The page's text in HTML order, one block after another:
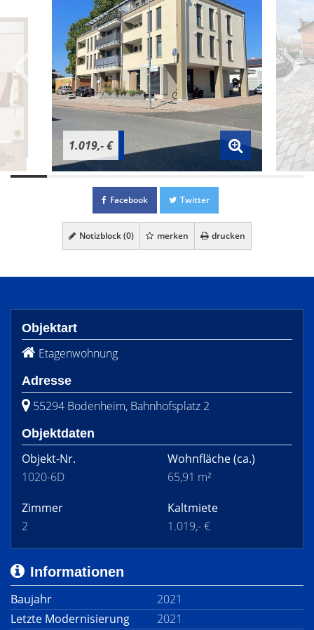
1.019,- €
Facebook Twitter
Notizblock (0) merken drucken
Objektart
Etagenwohnung
Adresse
55294 Bodenheim, Bahnhofsplatz 2
Objektdaten
Objekt-Nr.
1020-6D
Wohnfläche(ca.)
65,91 m²
Zimmer
2
Kaltmiete
1.019,- €
Informationen
Baujahr
2021
Letzte Modernisierung
2021